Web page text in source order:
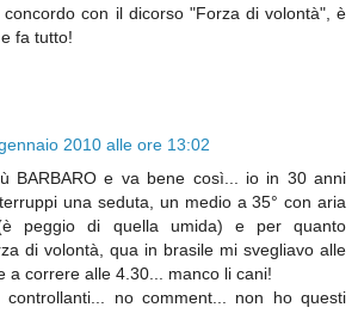
con il dicorso "Forza di volontà", è
fa tutto!
2010 alle ore 13:02
BARBARO e va bene così... io in 30 anni
una seduta, un medio a 35° con aria
peggio di quella umida) e per quanto
di volontà, qua in brasile mi svegliavo alle
a correre alle 4.30... manco li cani!
no comment... non ho questi